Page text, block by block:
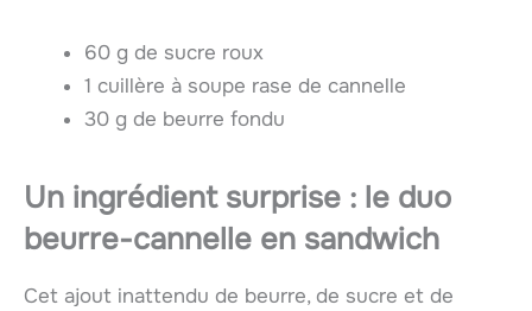
60 g de sucre roux
1 cuillère à soupe rase de cannelle
30 g de beurre fondu
Un ingrédient surprise : le duo
beurre-cannelle en sandwich
Cet ajout inattendu de beurre, de sucre et de